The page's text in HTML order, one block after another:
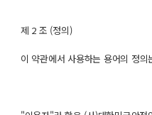
제 2 조 (정의)
이 약관에서 사용하는 용어의 정